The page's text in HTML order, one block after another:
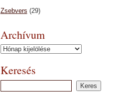
Zsebvers (29)
Archívum
Archívum
Keresés